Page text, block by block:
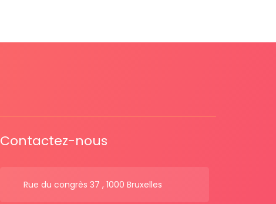
Contactez-nous
Rue du congrès 37 , 1000 Bruxelles